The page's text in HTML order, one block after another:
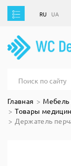
UARU UA
Главная
Мебель
Товары
Держатель